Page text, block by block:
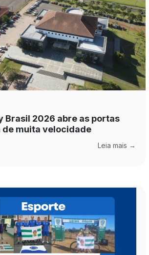
Brasil 2026 abre as portas
de muita velocidade
Leia mais →